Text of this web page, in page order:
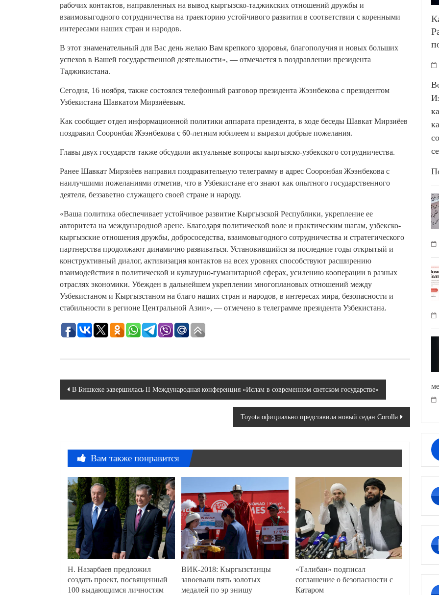
рабочих контактов, направленных на вывод кыргызско-таджикских отношений дружбы и
взаимовыгодного сотрудничества на траекторию устойчивого развития в соответствии с коренными
интересами наших стран и народов.
В этот знаменательный для Вас день желаю Вам крепкого здоровья, благополучия и новых больших
успехов в Вашей государственной деятельности», — отмечается в поздравлении президента
Таджикистана.
Сегодня, 16 ноября, также состоялся телефонный разговор президента Жээнбекова с президентом
Узбекистана Шавкатом Мирзиёевым.
Как сообщает отдел информационной политики аппарата президента, в ходе беседы Шавкат Мирзиёев
поздравил Сооронбая Жээнбекова с 60-летним юбилеем и выразил добрые пожелания.
Главы двух государств также обсудили актуальные вопросы кыргызско-узбекского сотрудничества.
Ранее Шавкат Мирзиёев направил поздравительную телеграмму в адрес Сооронбая Жээнбекова с
наилучшими пожеланиями отметив, что в Узбекистане его знают как опытного государственного
деятеля, беззаветно служащего своей стране и народу.
«Ваша политика обеспечивает устойчивое развитие Кыргызской Республики, укрепление ее
авторитета на международной арене. Благодаря политической воле и практическим шагам, узбекско-
кыргызские отношения дружбы, добрососедства, взаимовыгодного сотрудничества и стратегического
партнерства продолжают динамично развиваться. Установившийся за последние годы открытый и
конструктивный диалог, активизация контактов на всех уровнях способствуют расширению
взаимодействия в политической и культурно-гуманитарной сферах, усилению кооперации в разных
отраслях экономики. Убежден в дальнейшем укреплении многоплановых отношений между
Узбекистаном и Кыргызстаном на благо наших стран и народов, в интересах мира, безопасности и
стабильности в регионе Центральной Азии», — отмечено в телеграмме президента Узбекистана.
Навигация
В Бишкеке завершилась II Международная конференция «Ислам в современном светском государстве»
Toyota официально представила новый седан Corolla
Вам также понравится
Н. Назарбаев предложил
создать проект, посвященный
100 выдающимся личностям
ВИК-2018: Кыргызстанцы
завоевали пять золотых
медалей по эр энишу
«Талибан» подписал
соглашение о безопасности с
Катаром